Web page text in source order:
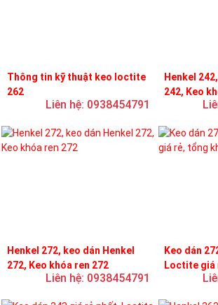
Thông tin kỹ thuật keo loctite
262
Liên hệ: 0938454791
Henkel
242, Keo
Henkel 272, keo dán Henkel
272, Keo khóa ren 272
Liên hệ: 0938454791
Keo dán
Loctite giá